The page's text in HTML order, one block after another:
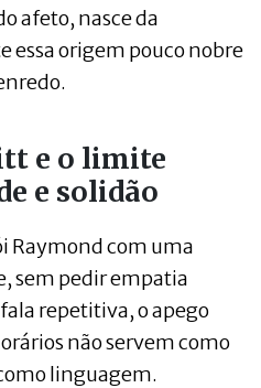
afeto, nasce da
essa origem pouco nobre
e o limite
e solidão
Raymond com uma
sem pedir empatia
repetitiva, o apego
não servem como
linguagem.